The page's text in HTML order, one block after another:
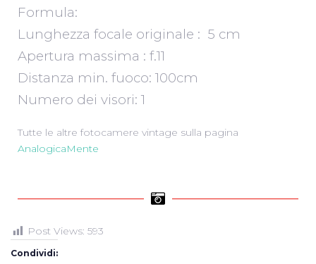
Formula:
Lunghezza focale originale : 5 cm
Apertura massima : f.11
Distanza min. fuoco: 100cm
Numero dei visori: 1
Tutte le altre fotocamere vintage sulla pagina
AnalogicaMente
Post Views: 593
Condividi: